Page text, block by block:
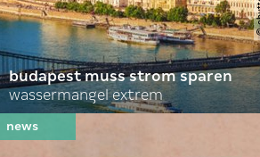
budapest muss strom sparen
wassermangel extrem